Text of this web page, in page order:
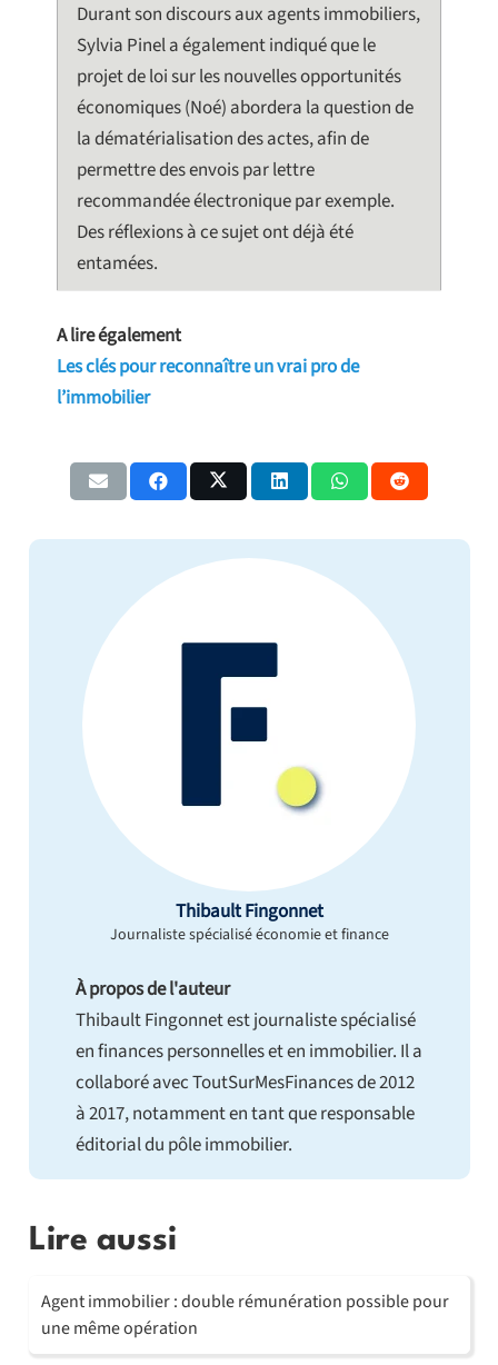
Durant son discours aux agents immobiliers,
Sylvia Pinel a également indiqué que le
projet de loi sur les nouvelles opportunités
économiques (Noé) abordera la question de
la dématérialisation des actes, afin de
permettre des envois par lettre
recommandée électronique par exemple.
Des réflexions à ce sujet ont déjà été
entamées.
A lire également
Les clés pour reconnaître un vrai pro de
l’immobilier
Thibault Fingonnet
Journaliste spécialisé économie et finance
À propos de l'auteur
Thibault Fingonnet est journaliste spécialisé
en finances personnelles et en immobilier. Il a
collaboré avec ToutSurMesFinances de 2012
à 2017, notamment en tant que responsable
éditorial du pôle immobilier.
Lire aussi
Agent immobilier : double rémunération possible pour
une même opération